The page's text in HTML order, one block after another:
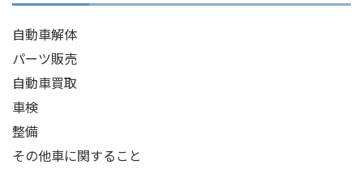
自動車解体
パーツ販売
自動車買取
車検
整備
その他車に関すること